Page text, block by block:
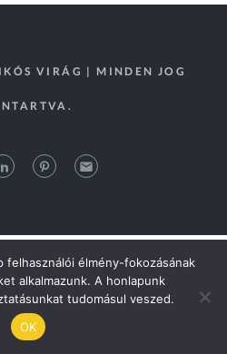
VIRÁG | MINDEN JOG
felhasználói élmény-fokozásának
alkalmazunk. A honlapunk
tudomásul veszed.
OK